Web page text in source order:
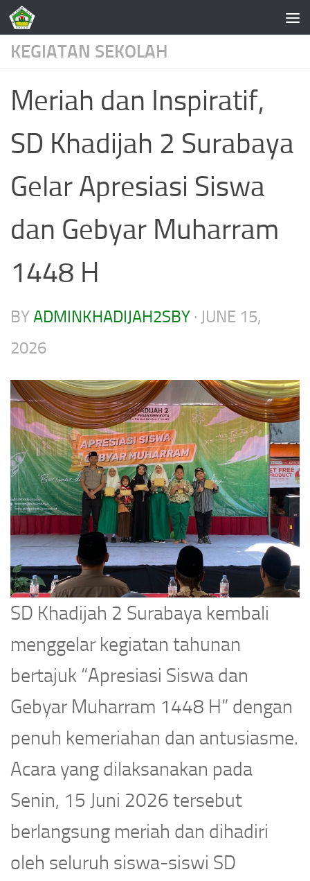
Skip to content
KEGIATAN SEKOLAH
Meriah dan Inspiratif,
SD Khadijah 2 Surabaya
Gelar Apresiasi Siswa
dan Gebyar Muharram
1448 H
BYADMINKHADIJAH2SBY · JUNE 15,
2026
SD Khadijah 2 Surabaya kembali
menggelar kegiatan tahunan
bertajuk “Apresiasi Siswa dan
Gebyar Muharram 1448 H” dengan
penuh kemeriahan dan antusiasme.
Acara yang dilaksanakan pada
Senin, 15 Juni 2026 tersebut
berlangsung meriah dan dihadiri
oleh seluruh siswa-siswi SD